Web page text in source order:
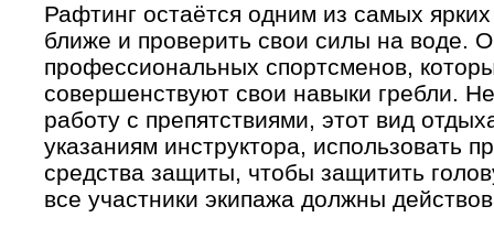
Рафтинг остаётся одним из самых
ближе и проверить свои силы на воде.
профессиональных спортсменов,
совершенствуют свои навыки гребли.
работу с препятствиями, этот вид
указаниям инструктора, использовать
средства защиты, чтобы защитить
все участники экипажа должны